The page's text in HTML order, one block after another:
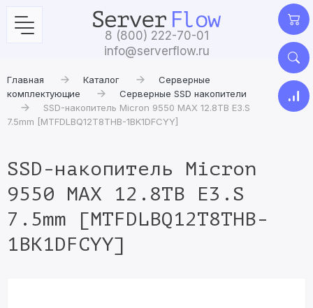
8 (800) 222-70-01
info@serverflow.ru
Главная Каталог
Серверные
комплектующие
Серверные SSD накопители
SSD-накопитель Micron 9550 MAX 12.8TB E3.S
7.5mm [MTFDLBQ12T8THB-1BK1DFCYY]
SSD-накопитель Micron
9550 MAX 12.8TB E3.S
7.5mm [MTFDLBQ12T8THB-
1BK1DFCYY]